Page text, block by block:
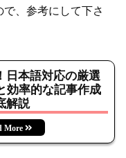
、参考にして下さ
日本語対応の厳選
効率的な記事作成
解説